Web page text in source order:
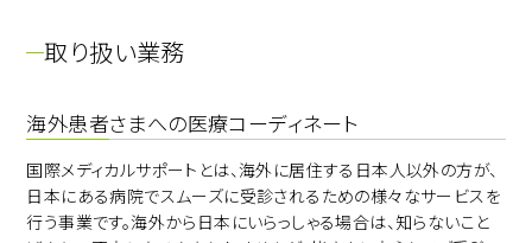
取り扱い業務
海外患者さまへの医療コーディネート
国際メディカルサポートとは、海外に居住する日本人以外の方が、
日本にある病院でスムーズに受診されるための様々なサービスを
行う事業です。海外から日本にいらっしゃる場合は、知らないこと